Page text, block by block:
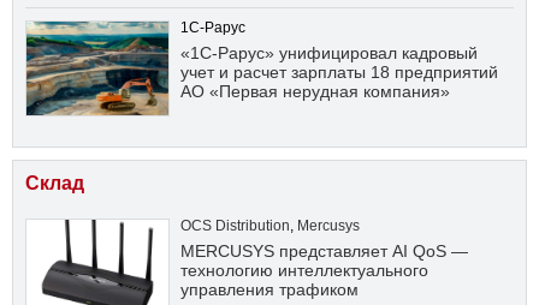
1С-Рарус
«1С-Рарус» унифицировал кадровый
учет и расчет зарплаты 18 предприятий
АО «Первая нерудная компания»
Склад
OCS Distribution, Mercusys
MERCUSYS представляет AI QoS —
технологию интеллектуального
управления трафиком